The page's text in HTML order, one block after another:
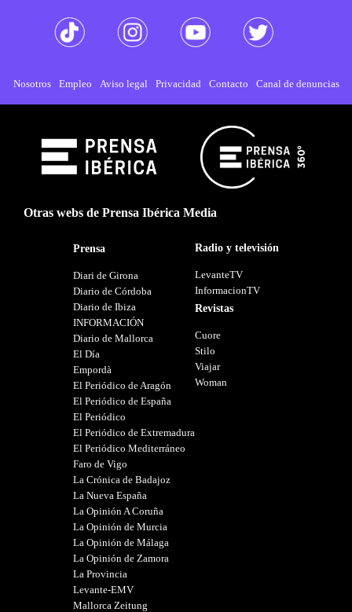
Nosotros Empleo Aviso legal Privacidad Contacto Canal de denuncias
Otras webs de Prensa Ibérica Media
Prensa
Diari de Girona
Diario de Córdoba
Diario de Ibiza
INFORMACIÓN
Diario de Mallorca
El Día
Empordà
El Periódico de Aragón
El Periódico de España
El Periódico
El Periódico de Extremadura
El Periódico Mediterráneo
Faro de Vigo
La Crónica de Badajoz
La Nueva España
La Opinión A Coruña
La Opinión de Murcia
La Opinión de Málaga
La Opinión de Zamora
La Provincia
Levante-EMV
Mallorca Zeitung
Radio y televisión
LevanteTV
InformacionTV
Revistas
Cuore
Stilo
Viajar
Woman